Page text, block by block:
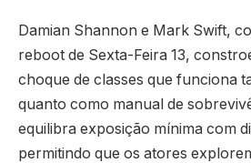
Damian Shannon e Mark Swift,
reboot de Sexta-Feira 13,
choque de classes que funciona
quanto como manual de
equilibra exposição mínima com
permitindo que os atores